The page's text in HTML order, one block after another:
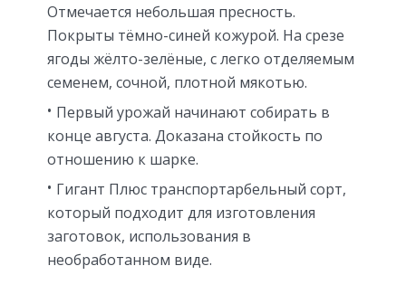
Отмечается небольшая пресность.
Покрыты тёмно-синей кожурой. На срезе
ягоды жёлто-зелёные, с легко отделяемым
семенем, сочной, плотной мякотью.
Первый урожай начинают собирать в
конце августа. Доказана стойкость по
отношению к шарке.
Гигант Плюс транспортарбельный сорт,
который подходит для изготовления
заготовок, использования в
необработанном виде.